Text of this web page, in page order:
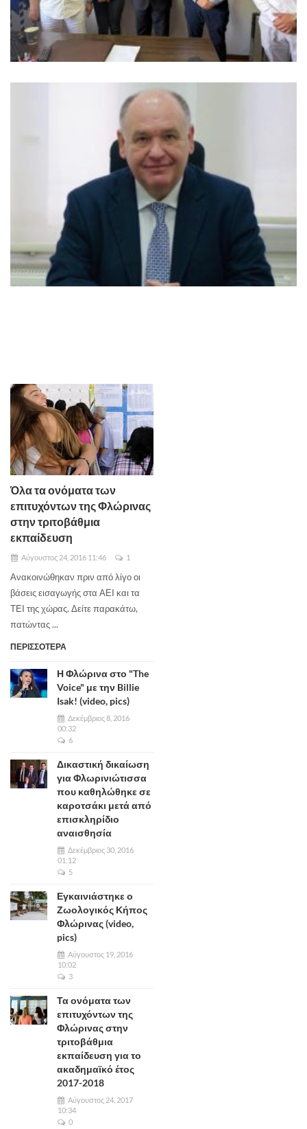
Όλα τα ονόματα των
επιτυχόντων της Φλώρινας
στην τριτοβάθμια
εκπαίδευση
Αύγουστος 24, 2016 11:46 1
Ανακοινώθηκαν πριν από λίγο οι
βάσεις εισαγωγής στα ΑΕΙ και τα
ΤΕΙ της χώρας. Δείτε παρακάτω,
πατώντας ...
ΠΕΡΙΣΣΟΤΕΡΑ
Η Φλώρινα στο "The
Voice" με την Billie
Isak! (video, pics)
Δεκέμβριος 8, 2016
00:32
6
Δικαστική δικαίωση
για Φλωρινιώτισσα
που καθηλώθηκε σε
καροτσάκι μετά από
επισκληρίδιο
αναισθησία
Δεκέμβριος 30, 2016
01:12
5
Εγκαινιάστηκε ο
Ζωολογικός Κήπος
Φλώρινας (video,
pics)
Αύγουστος 19, 2016
10:02
3
Τα ονόματα των
επιτυχόντων της
Φλώρινας στην
τριτοβάθμια
εκπαίδευση για το
ακαδημαϊκό έτος
2017-2018
Αύγουστος 24, 2017
10:34
0